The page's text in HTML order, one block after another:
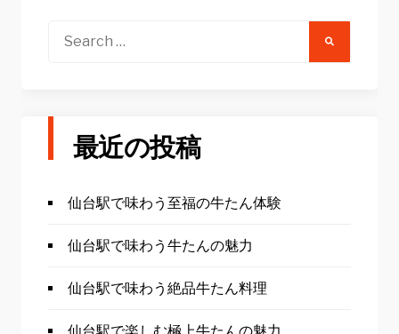
Search
最近の投稿
仙台駅で味わう至福の牛たん体験
仙台駅で味わう牛たんの魅力
仙台駅で味わう絶品牛たん料理
仙台駅で楽しむ極上牛たんの魅力